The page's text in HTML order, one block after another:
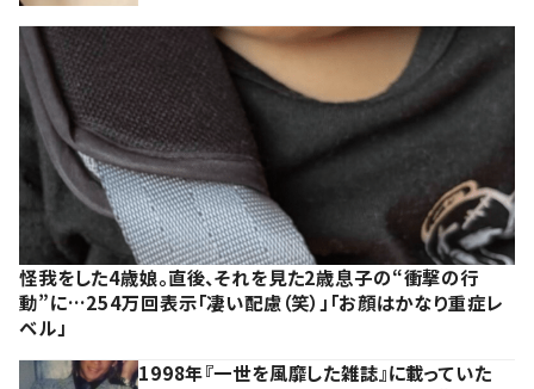
怪我をした4歳娘。直後、それを見た2歳息子の“衝撃の行
動”に…254万回表示「凄い配慮（笑）」「お顔はかなり重症レ
ベル」
1998年『一世を風靡した雑誌』に載っていた